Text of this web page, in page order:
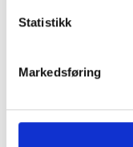
Statistikk
Markedsføring
Kontakta oss
036122078